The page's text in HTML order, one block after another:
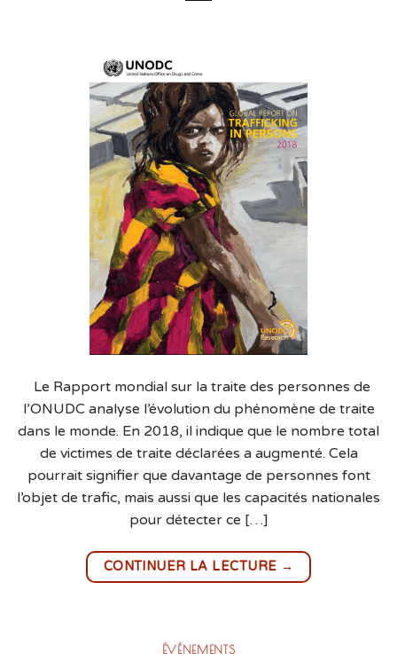
Le Rapport mondial sur la traite des personnes de
l’ONUDC analyse l’évolution du phénomène de traite
dans le monde. En 2018, il indique que le nombre total
de victimes de traite déclarées a augmenté. Cela
pourrait signifier que davantage de personnes font
l’objet de trafic, mais aussi que les capacités nationales
pour détecter ce […]
CONTINUER LA LECTURE →
ÉVÉNEMENTS